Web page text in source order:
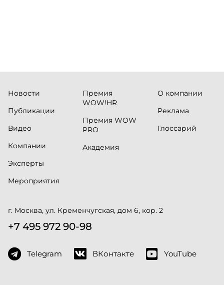
Новости
Публикации
Видео
Компании
Эксперты
Мероприятия
Премия
WOW!HR
Премия WOW
PRO
Академия
О компании
Реклама
Глоссарий
г. Москва, ул. Кременчугская, дом 6, кор. 2
+7 495 972 90-98
Telegram ВКонтакте YouTube